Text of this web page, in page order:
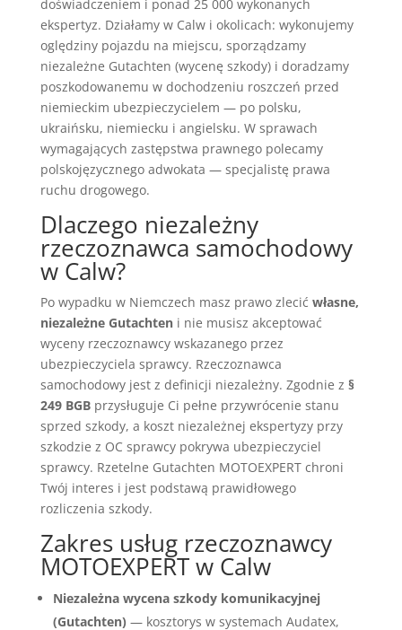
doświadczeniem i ponad 25 000 wykonanych
ekspertyz. Działamy w Calw i okolicach: wykonujemy
oględziny pojazdu na miejscu, sporządzamy
niezależne Gutachten (wycenę szkody) i doradzamy
poszkodowanemu w dochodzeniu roszczeń przed
niemieckim ubezpieczycielem — po polsku,
ukraińsku, niemiecku i angielsku. W sprawach
wymagających zastępstwa prawnego polecamy
polskojęzycznego adwokata — specjalistę prawa
ruchu drogowego.
Dlaczego niezależny
rzeczoznawca samochodowy
w Calw?
Po wypadku w Niemczech masz prawo zlecić własne,
niezależne Gutachteni nie musisz akceptować
wyceny rzeczoznawcy wskazanego przez
ubezpieczyciela sprawcy. Rzeczoznawca
samochodowy jest z definicji niezależny. Zgodnie z §
249 BGBprzysługuje Ci pełne przywrócenie stanu
sprzed szkody, a koszt niezależnej ekspertyzy przy
szkodzie z OC sprawcy pokrywa ubezpieczyciel
sprawcy. Rzetelne Gutachten MOTOEXPERT chroni
Twój interes i jest podstawą prawidłowego
rozliczenia szkody.
Zakres usług rzeczoznawcy
MOTOEXPERT w Calw
Niezależna wycena szkody komunikacyjnej
(Gutachten) — kosztorys w systemach Audatex,